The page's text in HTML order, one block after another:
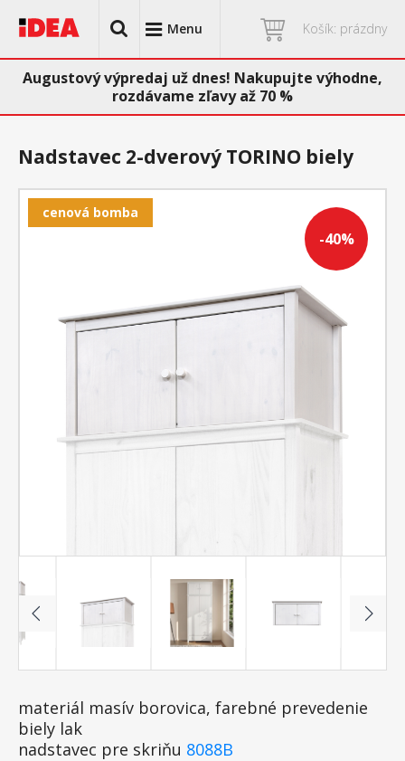
Menu Košík: prázdny
Augustový výpredaj už dnes! Nakupujte výhodne,
rozdávame zľavy až 70 %
-40%
cenová bomba
Nadstavec 2-dverový TORINO biely
materiál masív borovica, farebné prevedenie
biely lak
nadstavec pre skriňu 8088B